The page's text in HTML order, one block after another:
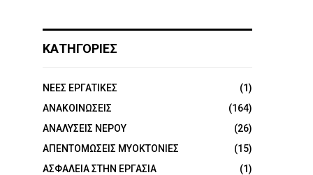
ΚΑΤΗΓΟΡΙΕΣ
NEEΣ ΕΡΓΑΤΙΚΕΣ
(1)
ΑΝΑΚΟΙΝΩΣΕΙΣ
(164)
ΑΝΑΛΥΣΕΙΣ ΝΕΡΟΥ
(26)
ΑΠΕΝΤΟΜΩΣΕΙΣ ΜΥΟΚΤΟΝΙΕΣ
(15)
ΑΣΦΑΛΕΙΑ ΣΤΗΝ ΕΡΓΑΣΙΑ
(1)